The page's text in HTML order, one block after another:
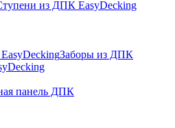
из ДПК EasyDecking
Заборы из ДПК
панель ДПК